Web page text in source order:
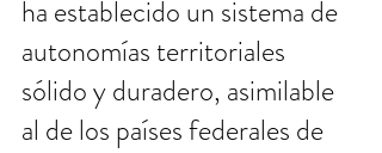
ha establecido un sistema de
autonomías territoriales
sólido y duradero, asimilable
al de los países federales de